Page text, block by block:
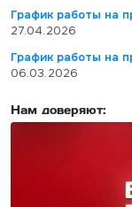
График работы на
27.04.2026
График работы на
06.03.2026
Нам доверяют: